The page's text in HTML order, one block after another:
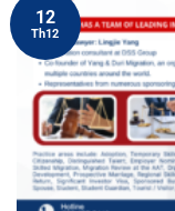
12
Th12